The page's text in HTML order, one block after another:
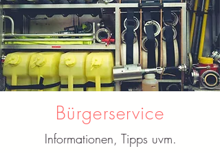
Bürgerservice
Informationen, Tipps uvm.